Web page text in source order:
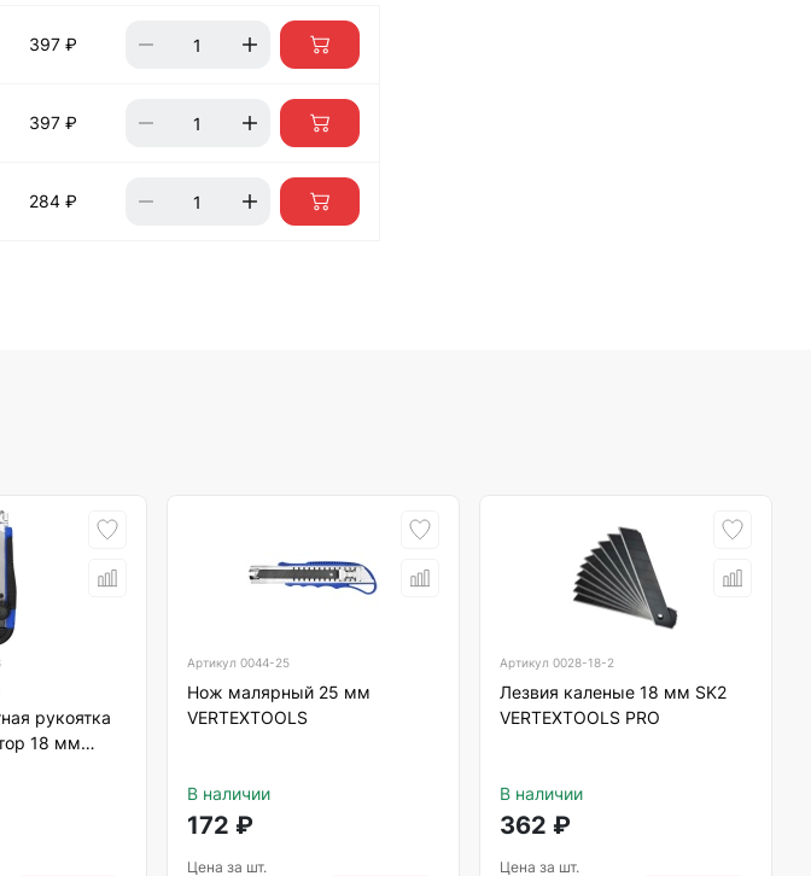
397 ₽
397 ₽
284 ₽
рукоятка
18 мм
Артикул 0044-25
Нож малярный 25 мм
VERTEXTOOLS
В наличии
172 ₽
Цена за шт.
Артикул 0028-18-2
Лезвия каленые 18 мм SK2
VERTEXTOOLS PRO
В наличии
362 ₽
Цена за шт.